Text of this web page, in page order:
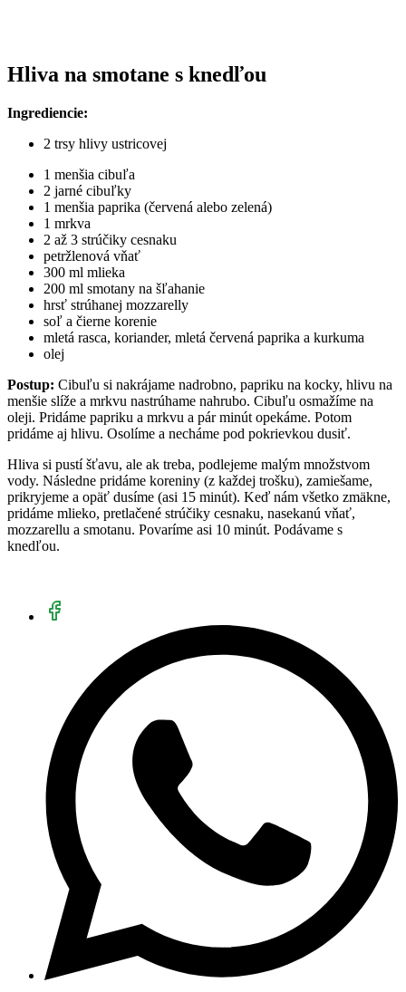
Hliva na smotane s knedľou
Ingrediencie:
2 trsy hlivy ustricovej
1 menšia cibuľa
2 jarné cibuľky
1 menšia paprika (červená alebo zelená)
1 mrkva
2 až 3 strúčiky cesnaku
petržlenová vňať
300 ml mlieka
200 ml smotany na šľahanie
hrsť strúhanej mozzarelly
soľ a čierne korenie
mletá rasca, koriander, mletá červená paprika a kurkuma
olej
Postup: Cibuľu si nakrájame nadrobno, papriku na kocky, hlivu na
menšie slíže a mrkvu nastrúhame nahrubo. Cibuľu osmažíme na
oleji. Pridáme papriku a mrkvu a pár minút opekáme. Potom
pridáme aj hlivu. Osolíme a necháme pod pokrievkou dusiť.
Hliva si pustí šťavu, ale ak treba, podlejeme malým množstvom
vody. Následne pridáme koreniny (z každej trošku), zamiešame,
prikryjeme a opäť dusíme (asi 15 minút). Keď nám všetko zmäkne,
pridáme mlieko, pretlačené strúčiky cesnaku, nasekanú vňať,
mozzarellu a smotanu. Povaríme asi 10 minút. Podávame s
knedľou.